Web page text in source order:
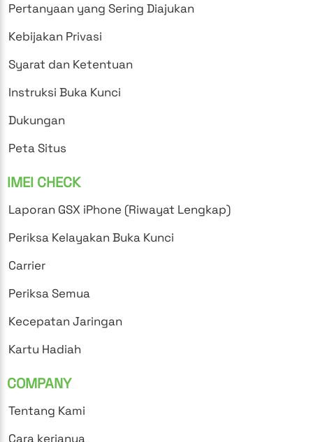
Pertanyaan yang Sering Diajukan
Kebijakan Privasi
Syarat dan Ketentuan
Instruksi Buka Kunci
Dukungan
Peta Situs
IMEI CHECK
Laporan GSX iPhone (Riwayat Lengkap)
Periksa Kelayakan Buka Kunci
Carrier
Periksa Semua
Kecepatan Jaringan
Kartu Hadiah
COMPANY
Tentang Kami
Cara kerjanya